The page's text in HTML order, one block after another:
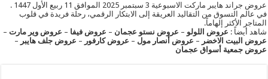
عروض جراند هايبر ماركت الاسبوعية 3 سبتمبر 2025 الموافق 11 ربيع الأول 1447 .
في عالم التسوق من التقاليد العريقة إلى الابتكار الرقمي، رحلة فريدة في قلوب
المتاجر الأكثر إلهاماً.
شاهد أيضاً : عروض اللولو – عروض نستو عجمان – عروض فيفا – عروض وير مارت –
عروض البيت الاخضر – عروض أنصار مول – عروض كارفور – عروض جلف هايبر –
عروض جمعية أسواق عجمان